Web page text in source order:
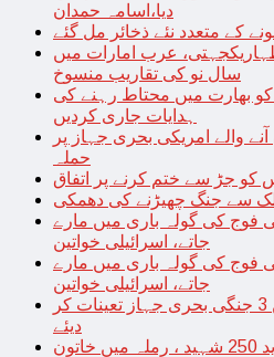
دیا،اسامہ حمدان
کے متعدد نئے ذخائر مل گئے
عرب امارات میں
سال نو کی تقاریب منسوخ
کو بھارت میں محتاط رہنے کی
ہدایات جاری کردیں
والے امریکی بحری جہاز پر
حملہ
کو جڑ سے ختم کرنے پر اتفاق
سے جنگ چھیڑنے کی دھمکی
فوج کی گولہ باری میں مارے
جاتے، اسرائیلی خواتین
فوج کی گولہ باری میں مارے
جاتے، اسرائیلی خواتین
بھارت نے بحیرہ عرب میں 3 جنگی بحری جہاز تعینات کر
دیئے
غزہ پر بمباری سے مزید 250 شہید ، رملہ میں خاتون